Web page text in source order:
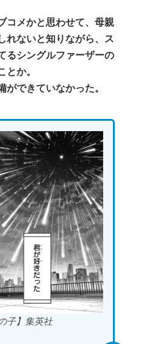
コメかと思わせて、母親
れないと知りながら、ス
るシングルファーザーの
とか。
ができていなかった。
子】集英社